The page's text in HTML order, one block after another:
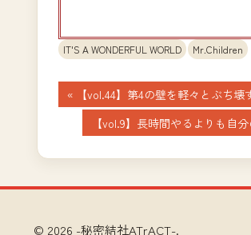
IT'S A WONDERFUL WORLD Mr.Children
投
ナ
ビ
ゲ
前
の
記
【vol.44】第4の壁を軽々とぶち
次
の
記
【vol.9】長時間やるよりも自
© 2026 -秘密結社ATrACT-.